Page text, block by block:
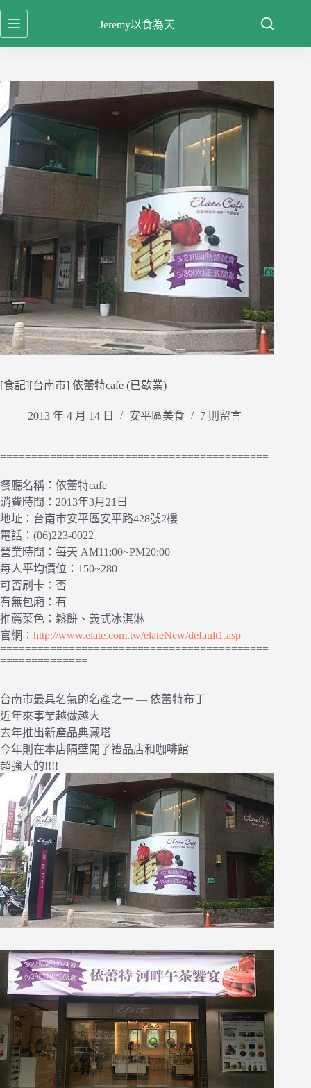
跳
至
容
Jeremy以食為天
[食記][台南市] 依蕾特cafe (已歇業)
2013 年 4 月 14 日 安平區美食 7 則留言
===========================================
==============
餐廳名稱：依蕾特cafe
消費時間：2013年3月21日
地址：台南市安平區安平路428號2樓
電話：(06)223-0022
營業時間：每天 AM11:00~PM20:00
每人平均價位：150~280
可否刷卡：否
有無包廂：有
推薦菜色：鬆餅、義式冰淇淋
官網： http://www.elate.com.tw/elateNew/default1.asp
===========================================
==============
台南市最具名氣的名產之一 — 依蕾特布丁
近年來事業越做越大
去年推出新產品典藏塔
今年則在本店隔壁開了禮品店和咖啡館
超強大的!!!!